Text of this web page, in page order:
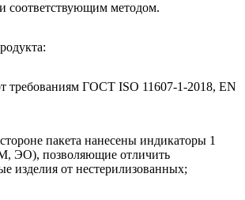
соответствующим методом.
требованиям ГОСТ ISO 11607-1-2018, EN
пакета нанесены индикаторы 1
ЭО), позволяющие отличить
изделия от нестерилизованных;